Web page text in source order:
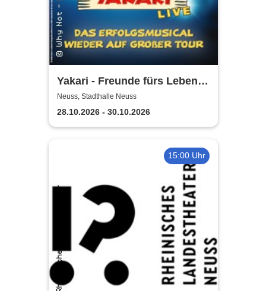
Yakari - Freunde fürs Leben -
Das Musical für die ganze
Familie
Neuss, Stadthalle Neuss
28.10.2026 - 30.10.2026
15:00 Uhr